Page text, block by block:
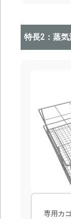
特長2：蒸
専用カ